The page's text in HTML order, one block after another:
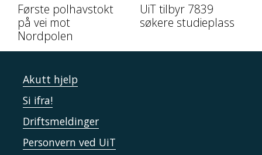
Første polhavstokt
på vei mot
Nordpolen
UiT tilbyr 7839
søkere studieplass
Akutt hjelp
Si ifra!
Driftsmeldinger
Personvern ved UiT